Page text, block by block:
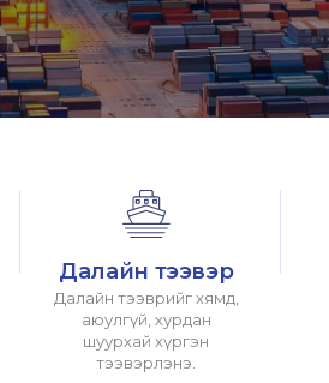
Далайн тээвэр
Далайн тээврийг хямд,
аюулгүй, хурдан
шуурхай хүргэн
тээвэрлэнэ.